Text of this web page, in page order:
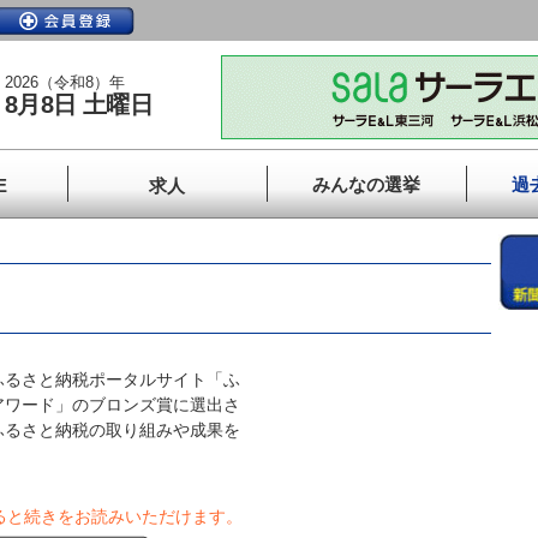
2026（令和8）年
8月8日 土曜日
求人 みんなの選挙 過
さと納税ポータルサイト「ふ
ード」のブロンズ賞に選出さ
さと納税の取り組みや成果を
続きをお読みいただけます。